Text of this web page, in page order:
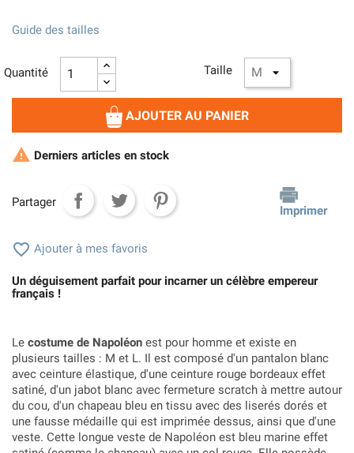
Taille
Guide des tailles
Quantité
AJOUTER AU PANIER
 Derniers articles en stock
Partager
Imprimer
 Ajouter à mes favoris
Un déguisement parfait pour incarner un célèbre empereur
français !
Le costume de Napoléon est pour homme et existe en
plusieurs tailles : M et L. Il est composé d'un pantalon blanc
avec ceinture élastique, d'une ceinture rouge bordeaux effet
satiné, d'un jabot blanc avec fermeture scratch à mettre autour
du cou, d'un chapeau bleu en tissu avec des liserés dorés et
une fausse médaille qui est imprimée dessus, ainsi que d'une
veste. Cette longue veste de Napoléon est bleu marine effet